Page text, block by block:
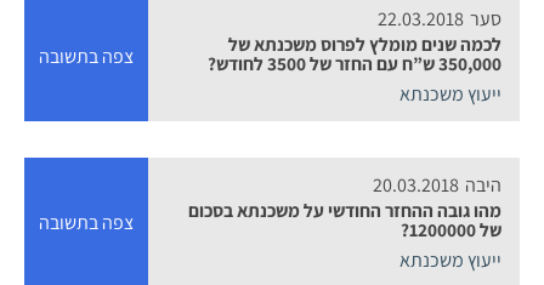
סער 22.03.2018
לכמה שנים מומלץ לפרוס משכנתא של
350,000 ש”ח עם החזר של 3500 לחודש?
ייעוץ משכנתא
צפה בתשובה
היבה 20.03.2018
מהו גובה ההחזר החודשי על משכנתא בסכום
של 1200000?
ייעוץ משכנתא
צפה בתשובה